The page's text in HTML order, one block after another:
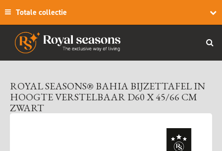
Totale collectie
ROYAL SEASONS® BAHIA BIJZETTAFEL IN
HOOGTE VERSTELBAAR D60 X 45/66 CM
ZWART